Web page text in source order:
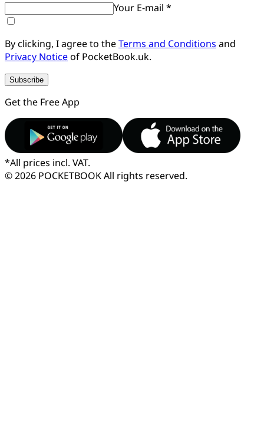
Your E-mail *
By clicking, I agree to theTerms and Conditions and
Privacy Noticeof PocketBook.uk.
Subscribe
Get the Free App
*All prices incl. VAT.
© 2026 POCKETBOOKAll rights reserved.